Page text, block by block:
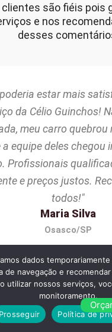
são fiéis pois
e nos
desses
estar mais
da Célio Guinchos!
meu carro quebrou
a equipe deles chegou
Profissionais
e preços justos.
todos!"
Maria Silva
Osasco/SP
dados
de navegação e
utilizar nossos serviços,
monitoramento.
Prosseguir
Política de